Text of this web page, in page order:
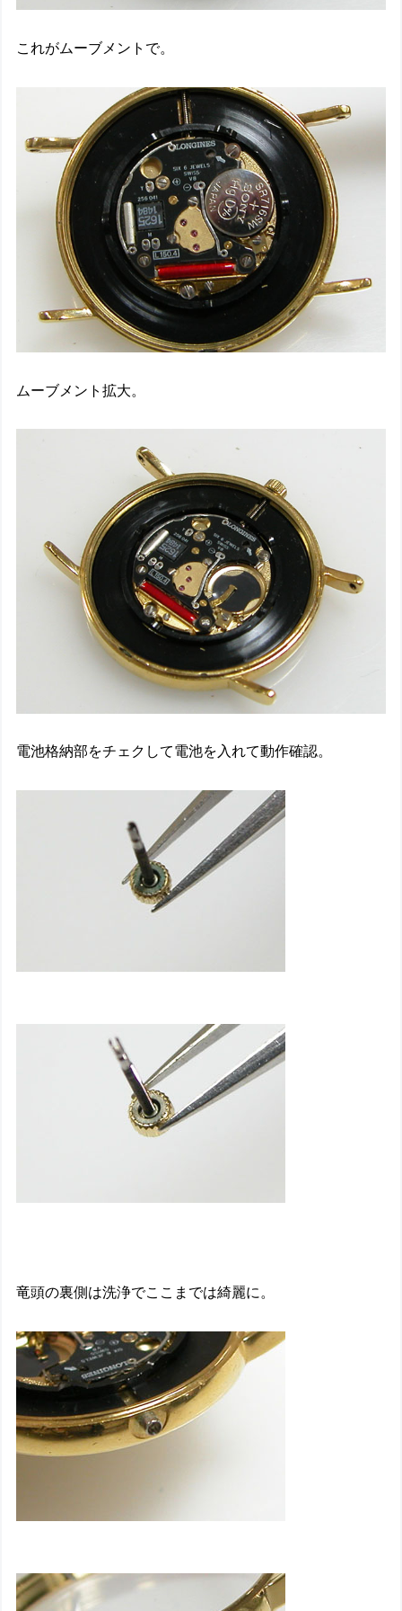
これがムーブメントで。
ムーブメント拡大。
電池格納部をチェクして電池を入れて動作確認。
竜頭の裏側は洗浄でここまでは綺麗に。